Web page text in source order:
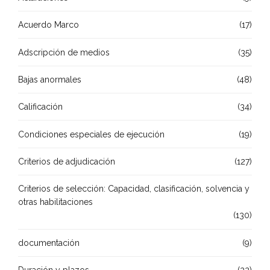
Acuerdo Marco (17)
Adscripción de medios (35)
Bajas anormales (48)
Calificación (34)
Condiciones especiales de ejecución (19)
Criterios de adjudicación (127)
Criterios de selección: Capacidad, clasificación, solvencia y
otras habilitaciones
(130)
documentación (9)